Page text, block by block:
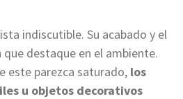
indiscutible. Su acabado y el
destaque en el ambiente.
este parezca saturado, los
u objetos decorativos